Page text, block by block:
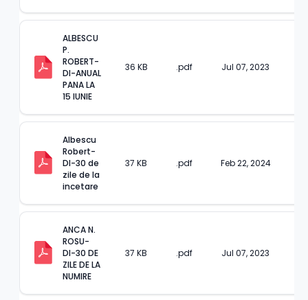
ALBESCU
P.
ROBERT-
DI-ANUAL
PANA LA
15 IUNIE
36 KB .pdf Jul 07, 2023
Albescu
Robert-
DI-30 de
zile de la
incetare
37 KB .pdf Feb 22, 2024
ANCA N.
ROSU-
DI-30 DE
ZILE DE LA
NUMIRE
37 KB .pdf Jul 07, 2023